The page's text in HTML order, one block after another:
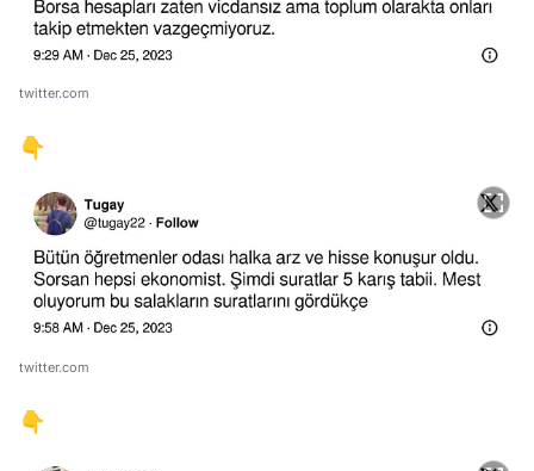
twitter.com
👇
twitter.com
👇